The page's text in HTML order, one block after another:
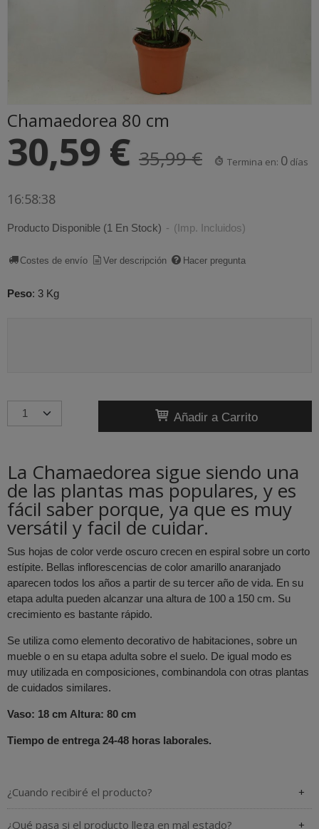
Chamaedorea 80 cm
30,59 € 35,99 € Termina en: 0 días
16:58:37
Producto Disponible (1 En Stock) - (Imp. Incluidos)
Costes de envío Ver descripción Hacer pregunta
Peso: 3 Kg
Añadir a Carrito
La Chamaedorea sigue siendo una
de las plantas mas populares, y es
fácil saber porque, ya que es muy
versátil y facil de cuidar.
Sus hojas de color verde oscuro crecen en espiral sobre un corto
estípite. Bellas inflorescencias de color amarillo anaranjado
aparecen todos los años a partir de su tercer año de vida. En su
etapa adulta pueden alcanzar una altura de 100 a 150 cm. Su
crecimiento es bastante rápido.
Se utiliza como elemento decorativo de habitaciones, sobre un
mueble o en su etapa adulta sobre el suelo. De igual modo es
muy utilizada en composiciones, combinandola con otras plantas
de cuidados similares.
Vaso: 18 cm Altura: 80 cm
Tiempo de entrega 24-48 horas laborales.
¿Cuando recibiré el producto?
¿Qué pasa si el producto llega en mal estado?